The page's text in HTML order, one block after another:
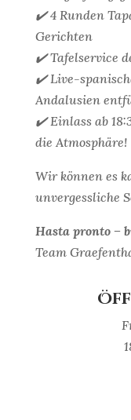
✔️ 4 Runden
Gerichten
✔️ Tafelservice
✔️ Live-
Andalusien
✔️ Einlass ab
die Atmosphäre!
Wir können es
unvergessliche
Hasta pronto –
Team